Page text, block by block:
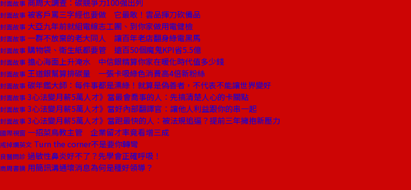
封面故事 商周大調查：碳競爭力100強出列
封面故事 被客戶罵三字經也要做 它最敢！雲品揮刀砍備品
封面故事 大亞九年前就組電線志工團、到你家做用電健檢
封面故事 一群不放棄的老大同人 讓百年老店翻身綠電黑馬
封面故事 購物袋、衛生紙都要管 遠百50個魔鬼KPI省5.5億
封面故事 擔心海面上升淹水 中信銀精算你家在暖化時代值多少錢
封面故事 王道銀幫算排碳量 一張卡吸綠色消費高4倍新粉絲
封面故事 碳年鑑大師：每件事都是漂綠！就算是偽善者，不代表不能讓世界變好
封面故事 3心法變月薪5萬人才》當最會喬事的人：先搞清楚人心的卡關點
封面故事 3心法變月薪5萬人才》當好內部翻譯官：讓他人利益跟你的串一起
封面故事 3心法變月薪5萬人才》當跑最快的人：被法規追逼？提前三年擁抱新壓力
國際視窗 一招菜鳥教主管 企業留才率竟看增三成
戒掉爛英文 Turn the corner不是要你轉彎
良醫問診 過敏性鼻炎好不了？先學會正確呼吸！
商周書摘 用簡訊溝通壞消息為何是種好領導？